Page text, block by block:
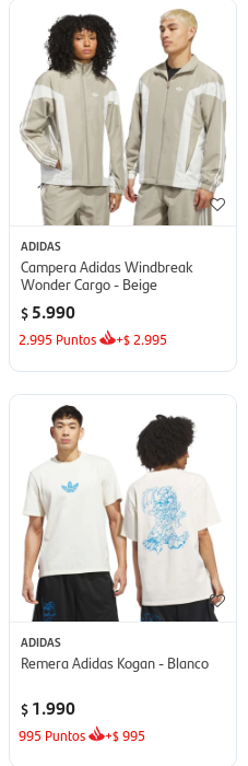
ADIDAS
Campera Adidas Windbreak
Wonder Cargo - Beige
$ 5.990
2.995 Puntos +$ 2.995
ADIDAS
Remera Adidas Kogan - Blanco
$ 1.990
995 Puntos +$995